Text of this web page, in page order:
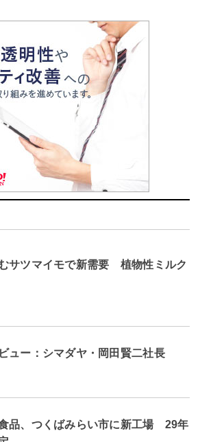
サツマイモで新需要 植物性ミルク
ュー：シマダヤ・岡田賢二社長
食品、つくばみらい市に新工場 29年